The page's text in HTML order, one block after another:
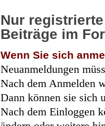
Nur
Beiträge im
Wenn Sie sich
Neuanmeldungen
Nach dem Anmelden
Dann können sie sich
Nach dem Einloggen